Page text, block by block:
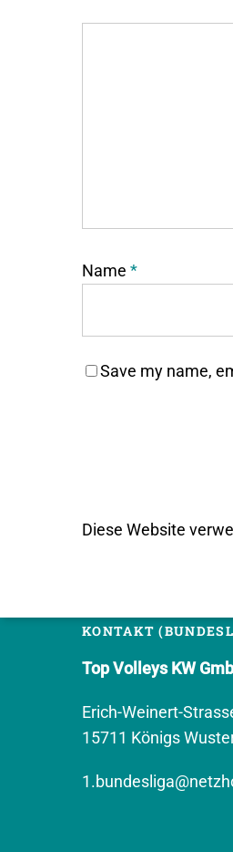
Name *
Save my name,
Diese Website
KONTAKT
Top Volleys KW
Erich-Weinert-
15711 Königs